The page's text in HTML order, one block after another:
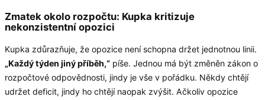
Zmatek okolo rozpočtu: Kupka kritizuje
nekonzistentní opozici
Kupka zdůrazňuje, že opozice není schopna držet jednotnou linii.
„Každý týden jiný příběh,“ píše. Jednou má být změněn zákon o
rozpočtové odpovědnosti, jindy je vše v pořádku. Někdy chtějí
udržet deficit, jindy ho chtějí naopak zvýšit. Ačkoliv opozice